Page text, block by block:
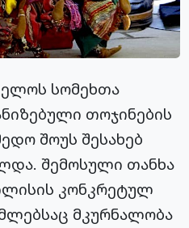
სომეხთა
თოჯინების
შოუს შესახებ
შემოსული თანხა
კონკრეტულ
მკურნალობა